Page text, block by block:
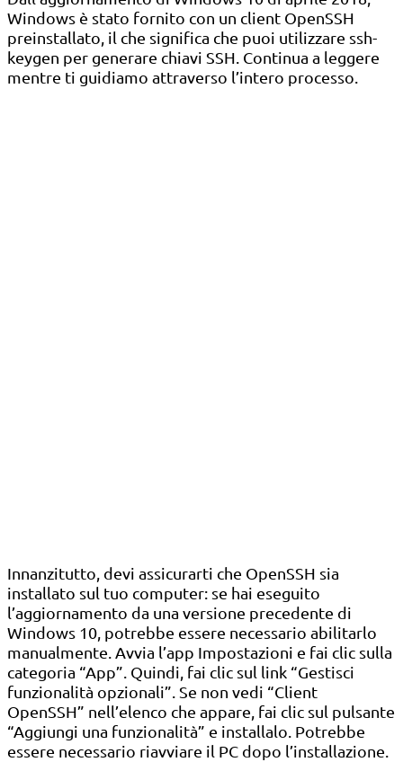
Windows è stato fornito con un client OpenSSH
preinstallato, il che significa che puoi utilizzare ssh-
keygen per generare chiavi SSH. Continua a leggere
mentre ti guidiamo attraverso l’intero processo.
Innanzitutto, devi assicurarti che OpenSSH sia
installato sul tuo computer: se hai eseguito
l’aggiornamento da una versione precedente di
Windows 10, potrebbe essere necessario abilitarlo
manualmente. Avvia l’app Impostazioni e fai clic sulla
categoria “App”. Quindi, fai clic sul link “Gestisci
funzionalità opzionali”. Se non vedi “Client
OpenSSH” nell’elenco che appare, fai clic sul pulsante
“Aggiungi una funzionalità” e installalo. Potrebbe
essere necessario riavviare il PC dopo l’installazione.